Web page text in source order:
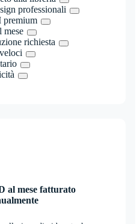
professionali
premium
mese
richiesta
al mese fatturato